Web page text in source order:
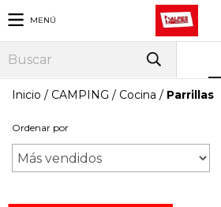
MENÚ
Inicio / CAMPING / Cocina / Parrillas
Ordenar por